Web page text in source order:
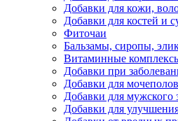
Добавки для кожи,
Добавки для костей и
Фиточаи
Бальзамы, сиропы,
Витаминные
Добавки при
Добавки для
Добавки для мужского
Добавки для